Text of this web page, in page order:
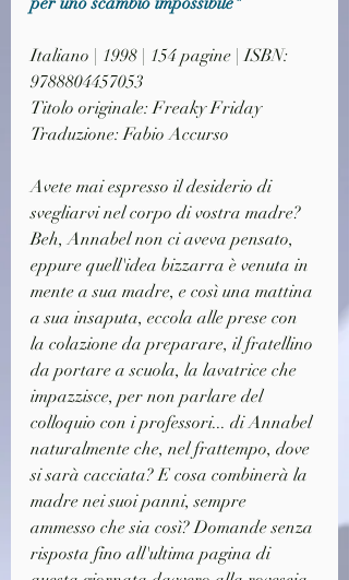
Italiano | 1998 | 154 pagine | ISBN:
9788804457053
Titolo originale: Freaky Friday
Traduzione: Fabio Accurso
Avete mai espresso il desiderio di
svegliarvi nel corpo di vostra madre?
Beh, Annabel non ci aveva pensato,
eppure quell'idea bizzarra è venuta in
mente a sua madre, e così una mattina
a sua insaputa, eccola alle prese con
la colazione da preparare, il fratellino
da portare a scuola, la lavatrice che
impazzisce, per non parlare del
colloquio con i professori... di Annabel
naturalmente che, nel frattempo, dove
si sarà cacciata? E cosa combinerà la
madre nei suoi panni, sempre
ammesso che sia così? Domande senza
risposta fino all'ultima pagina di